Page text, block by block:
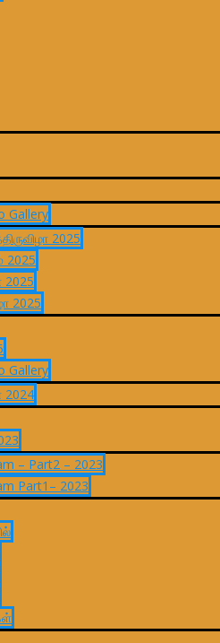
Gallery
2025
2025
2025
Gallery
2024
– Part2 – 2023
Part1– 2023